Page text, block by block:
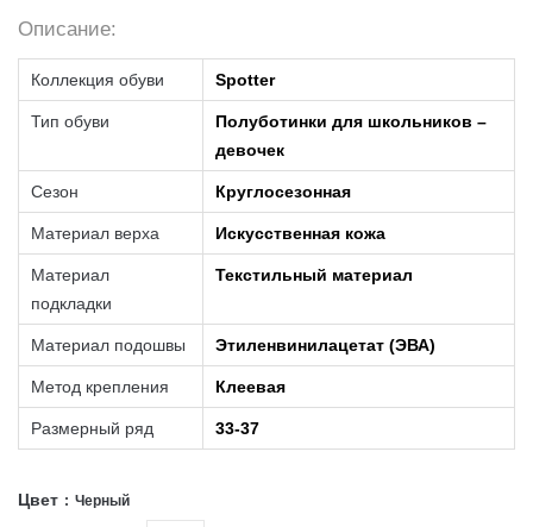
Описание:
Коллекция обуви Spotter
Тип обуви
Полуботинки для школьников –
девочек
Сезон Круглосезонная
Материал верха Искусственная кожа
Материал
подкладки
Текстильный материал
Материал подошвы Этиленвинилацетат (ЭВА)
Метод крепления Клеевая
Размерный ряд 33-37
Цвет Черный